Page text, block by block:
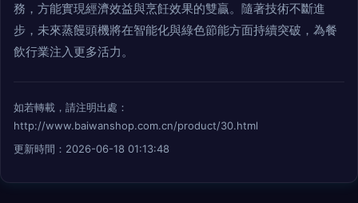
務，方能實現經濟效益與烹飪效果的雙贏。隨著技術不斷進
步，未來蒸饅頭機將在智能化與綠色節能方面持續突破，為餐
飲行業注入更多活力。
如若轉載，請注明出處：
http://www.baiwanshop.com.cn/product/30.html
更新時間：2026-06-18 01:13:48